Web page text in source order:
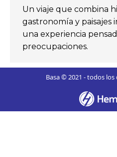
Un viaje que combina
gastronomía y paisajes
una experiencia
preocupaciones.
Basa © 2021 - todos